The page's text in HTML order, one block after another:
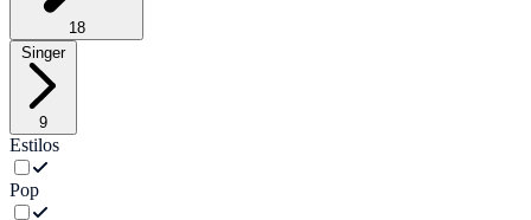
18
Singer
9
Estilos
Pop